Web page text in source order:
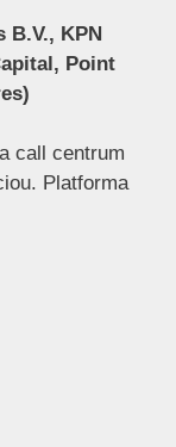
B.V., KPN
Point
call centrum
Platforma